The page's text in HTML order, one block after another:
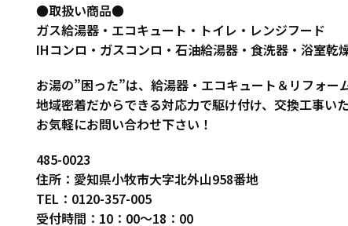
●取扱い商品●
ガス給湯器・エコキュート・トイレ・レンジフード
IHコンロ・ガスコンロ・石油給湯器・食洗器・浴室乾
お湯の”困った”は、給湯器・エコキュート＆リフォー
地域密着だからできる対応力で駆け付け、交換工事い
お気軽にお問い合わせ下さい！
485-0023
住所：愛知県小牧市大字北外山958番地
TEL：0120-357-005
受付時間：10：00～18：00